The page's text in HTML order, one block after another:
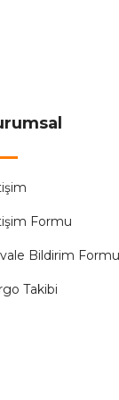
Görüntülü
8.400,00 ₺
Formu
Bildirim Formu
Takibi